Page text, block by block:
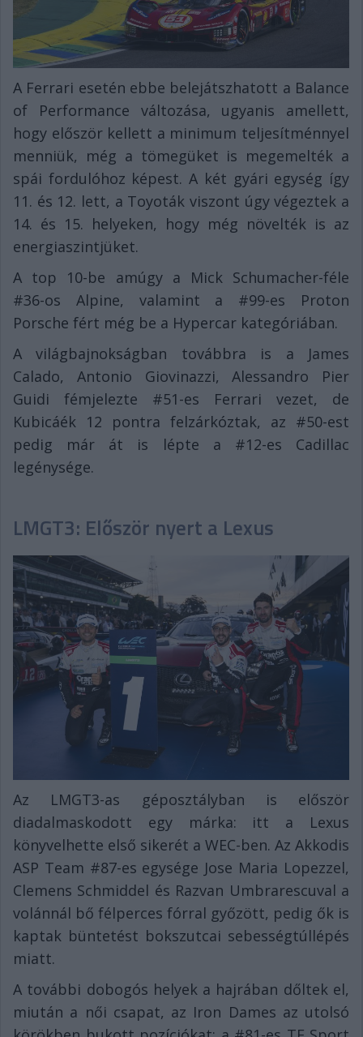
A Ferrari esetén ebbe belejátszhatott a Balance
of Performance változása, ugyanis amellett,
hogy először kellett a minimum teljesítménnyel
menniük, még a tömegüket is megemelték a
spái fordulóhoz képest. A két gyári egység így
11. és 12. lett, a Toyoták viszont úgy végeztek a
14. és 15. helyeken, hogy még növelték is az
energiaszintjüket.
A top 10-be amúgy a Mick Schumacher-féle
#36-os Alpine, valamint a #99-es Proton
Porsche fért még be a Hypercar kategóriában.
A világbajnokságban továbbra is a James
Calado, Antonio Giovinazzi, Alessandro Pier
Guidi fémjelezte #51-es Ferrari vezet, de
Kubicáék 12 pontra felzárkóztak, az #50-est
pedig már át is lépte a #12-es Cadillac
legénysége.
LMGT3: Először nyert a Lexus
Az LMGT3-as géposztályban is először
diadalmaskodott egy márka: itt a Lexus
könyvelhette első sikerét a WEC-ben. Az Akkodis
ASP Team #87-es egysége Jose Maria Lopezzel,
Clemens Schmiddel és Razvan Umbrarescuval a
volánnál bő félperces fórral győzött, pedig ők is
kaptak büntetést bokszutcai sebességtúllépés
miatt.
A további dobogós helyek a hajrában dőltek el,
miután a női csapat, az Iron Dames az utolsó